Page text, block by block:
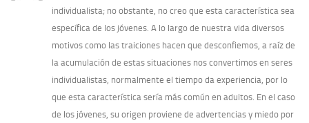
individualista; no obstante, no creo que esta característica sea
específica de los jóvenes. A lo largo de nuestra vida diversos
motivos como las traiciones hacen que desconfiemos, a raíz de
la acumulación de estas situaciones nos convertimos en seres
individualistas, normalmente el tiempo da experiencia, por lo
que esta característica sería más común en adultos. En el caso
de los jóvenes, su origen proviene de advertencias y miedo por